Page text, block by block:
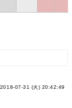
2018-07-31 (火) 20:42:49